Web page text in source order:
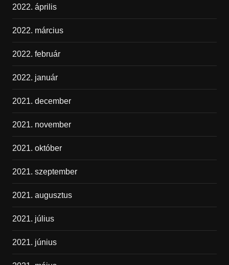
2022. április
2022. március
2022. február
2022. január
2021. december
2021. november
2021. október
2021. szeptember
2021. augusztus
2021. július
2021. június